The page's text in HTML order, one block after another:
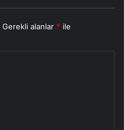
Gerekli alanlar * ile